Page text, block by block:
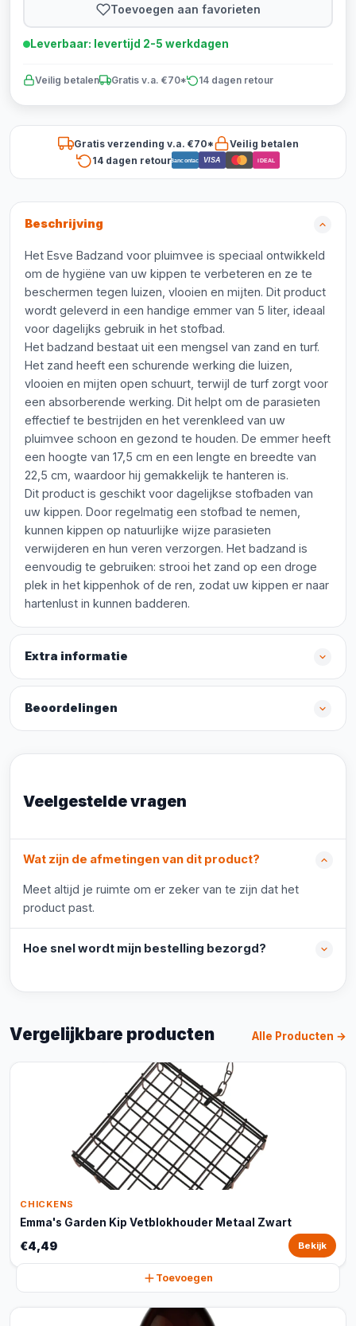
Toevoegen aan favorieten
Leverbaar: levertijd 2-5 werkdagen
Veilig betalen Gratis v.a. €70* 14 dagen retour
Gratis verzending v.a. €70*
Veilig betalen
14 dagen retourBancontact VISA iDEAL
Beschrijving
Het Esve Badzand voor pluimvee is speciaal ontwikkeld
om de hygiëne van uw kippen te verbeteren en ze te
beschermen tegen luizen, vlooien en mijten. Dit product
wordt geleverd in een handige emmer van 5 liter, ideaal
voor dagelijks gebruik in het stofbad.
Het badzand bestaat uit een mengsel van zand en turf.
Het zand heeft een schurende werking die luizen,
vlooien en mijten open schuurt, terwijl de turf zorgt voor
een absorberende werking. Dit helpt om de parasieten
effectief te bestrijden en het verenkleed van uw
pluimvee schoon en gezond te houden. De emmer heeft
een hoogte van 17,5 cm en een lengte en breedte van
22,5 cm, waardoor hij gemakkelijk te hanteren is.
Dit product is geschikt voor dagelijkse stofbaden van
uw kippen. Door regelmatig een stofbad te nemen,
kunnen kippen op natuurlijke wijze parasieten
verwijderen en hun veren verzorgen. Het badzand is
eenvoudig te gebruiken: strooi het zand op een droge
plek in het kippenhok of de ren, zodat uw kippen er naar
hartenlust in kunnen badderen.
Extra informatie
Beoordelingen
Veelgestelde vragen
Wat zijn de afmetingen van dit product?
Meet altijd je ruimte om er zeker van te zijn dat het
product past.
Hoe snel wordt mijn bestelling bezorgd?
Vergelijkbare producten Alle Producten →
CHICKENS
Emma's Garden Kip Vetblokhouder Metaal Zwart
€4,49 Bekijk
Toevoegen